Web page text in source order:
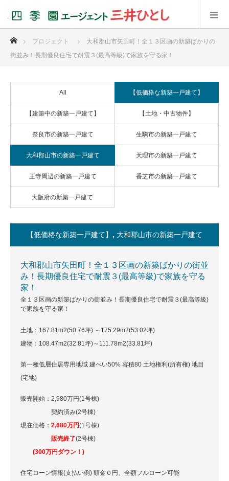
プロジェクト
大和郡山市矢田町！全１３区画の新築ばかりの
街並み！長期優良住宅で耐震３(最高等級)で家族を守る家！
All 【低価格な新築一戸建て】
【建築中の新築一戸建て】 【土地・中古物件】
奈良市の新築一戸建て 生駒市の新築一戸建て
大和郡山市の新築一戸建て 天理市の新築一戸建て
王寺周辺の新築一戸建て 香芝市の新築一戸建て
大阪府の新築一戸建て
【低価格な新築一戸建て】 , 大和郡山市の新築一戸建て
大和郡山市矢田町！全１３区画の新築ばかりの街並
み！長期優良住宅で耐震３(最高等級)で家族を守る
家！
全１３区画の新築ばかりの街並み！長期優良住宅で耐震３(最高等級)
で家族を守る家！
土地：167.81m2(50.76坪) ～175.29m2(53.02坪)
建物：108.47m2(32.81坪)～111.78m2(33.81坪)
第一種低層住居専用地域 建ぺい50% 容積80 土地権利(所有権) 地目
(宅地)
販売開始：2,980万円(1号棟)
契約済み(2号棟)
現在価格： 2,680万円(1号棟)
販売終了(2号棟)
(300万円ダウン！)
住宅ローン情報(支払い例) 頭金０円、全額フルローン可能